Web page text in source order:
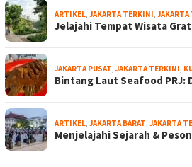
ARTIKEL JAKARTA TERKINI
Jelajahi Tempat Wisata
JAKARTA PUSAT JAKARTA TERKINI
Bintang Laut Seafood
ARTIKEL JAKARTA BARAT JAKARTA
Menjelajahi Sejarah &